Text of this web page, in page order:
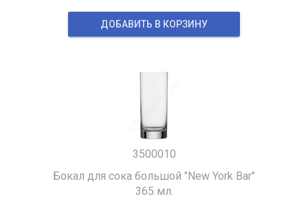
ДОБАВИТЬ В КОРЗИНУ
3500010
Бокал для сока большой "New York Bar"
365 мл.